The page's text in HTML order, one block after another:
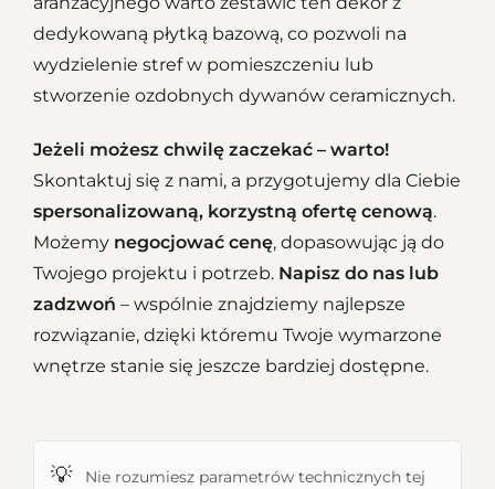
dedykowaną płytką bazową, co pozwoli na
wydzielenie stref w pomieszczeniu lub
stworzenie ozdobnych dywanów ceramicznych.
Jeżeli możesz chwilę zaczekać – warto!
Skontaktuj się z nami, a przygotujemy dla Ciebie
spersonalizowaną, korzystną ofertę cenową.
Możemy negocjować cenę, dopasowując ją do
Twojego projektu i potrzeb. Napisz do nas lub
zadzwoń – wspólnie znajdziemy najlepsze
rozwiązanie, dzięki któremu Twoje wymarzone
wnętrze stanie się jeszcze bardziej dostępne.
💡
Nie rozumiesz parametrów technicznych tej